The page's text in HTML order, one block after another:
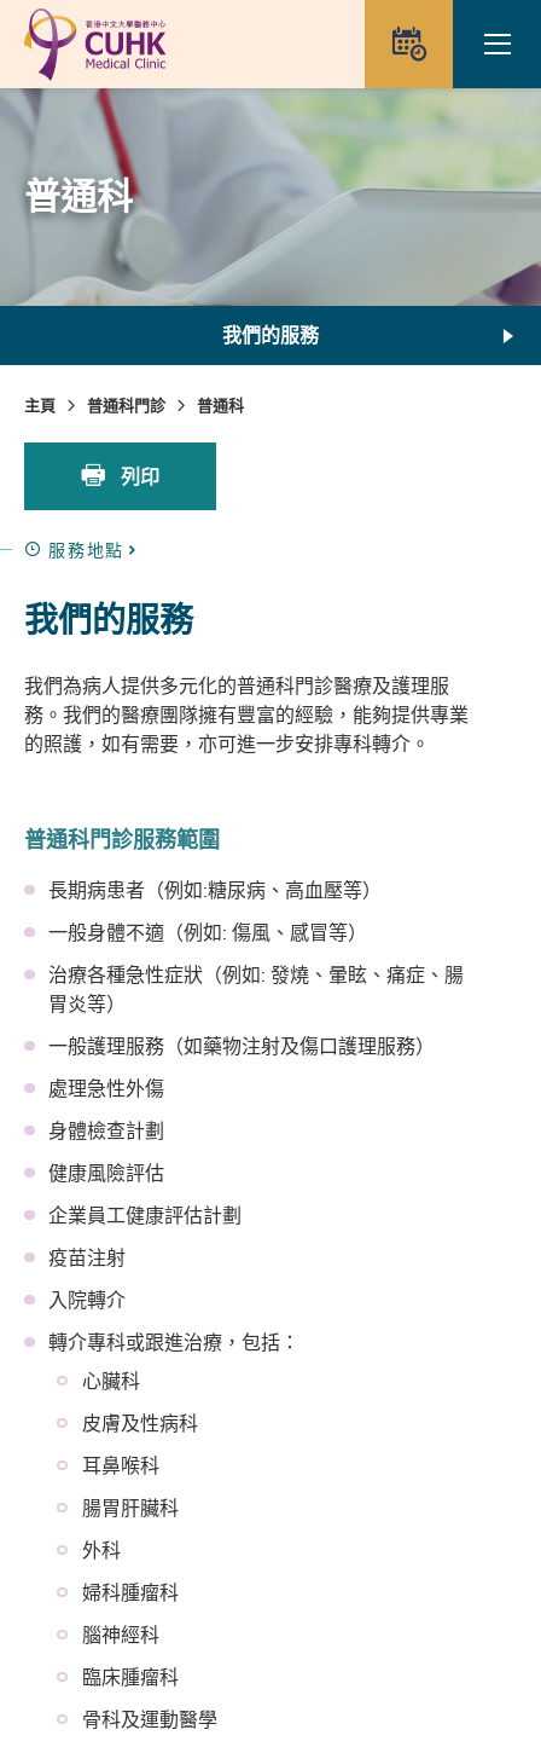
Skip to main content
預約
普通科
我們的服務
主頁 普通科門診 普通科
服務地點
列印
我們的服務
我們為病人提供多元化的普通科門診醫療及護理服
務。我們的醫療團隊擁有豐富的經驗，能夠提供專業
的照護，如有需要，亦可進一步安排專科轉介。
普通科門診服務範圍
長期病患者（例如:糖尿病、高血壓等）
一般身體不適（例如: 傷風、感冒等）
治療各種急性症狀（例如: 發燒、暈眩、痛症、腸
胃炎等）
一般護理服務（如藥物注射及傷口護理服務）
處理急性外傷
身體檢查計劃
健康風險評估
企業員工健康評估計劃
疫苗注射
入院轉介
轉介專科或跟進治療，包括：
​心臟科
皮膚及性病科
耳鼻喉科
腸胃肝臟科
外科
婦科腫瘤科
腦神經科
臨床腫瘤科
骨科及運動醫學